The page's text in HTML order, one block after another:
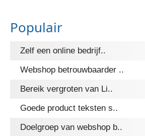
Populair
Zelf een online bedrijf..
Webshop betrouwbaarder ..
Bereik vergroten van Li..
Goede product teksten s..
Doelgroep van webshop b..